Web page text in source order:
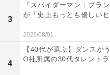
生として登場し、風間の因
突き止めるため再集結します
3
『スパイダーマン：ブラ
が「史上もっとも優しい
2026/08/01
4
【40代が選ぶ】ダンスが
O社所属の30代タレントラ